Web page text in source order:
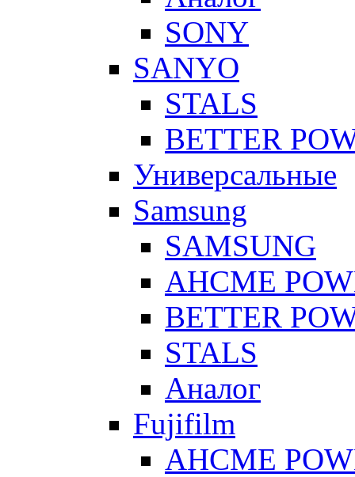
SONY
SANYO
STALS
BETTER
Универсальные
Samsung
SAMSUNG
AHCME
BETTER
STALS
Аналог
Fujifilm
AHCME